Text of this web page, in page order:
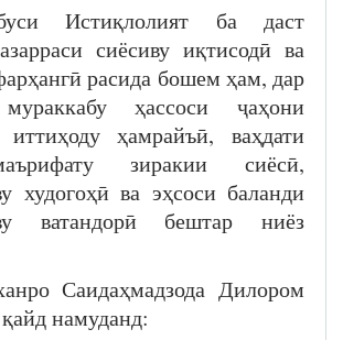
Истиқлолият ба даст
сиёсиву иқтисодӣ ва
расида бошем ҳам, дар
ҳассоси ҷаҳони
ҳамрайъӣ, ваҳдати
зиракии сиёсӣ,
худогоҳӣ ва эҳсоси баланди
ватандорӣ бештар ниёз
Саидаҳмадзода Дилором
намуданд: